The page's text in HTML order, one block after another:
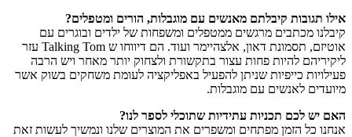
אילו תגובות קיבלתם מאנשים עם מוגבלות, הורים ומטפלים?
קיבלנו מכתבים מרגשים ממטפלים ומשפחות של ילדים ובוגרים עם
אוטיזם, תסמונת דאון, אלצהיימר ועוד. הם דיווחו ש Talking Tom עזר
ליקיריהם להיות פחות עצור בתקשורת ולצחוק יותר מאחר ויש הרבה
פעילויות כייפיות שניתן להפעיל באפליקציה לעומת משחקים בשוק אשר
מיועדים לאנשים עם מוגבלות.
האם יש לכם תכניות עתידיות שתוכלי לספר לנו?
אנחנו כל הזמן מפתחים ומשפרים את המוצרים שלנו ונמשיך לעשות זאת